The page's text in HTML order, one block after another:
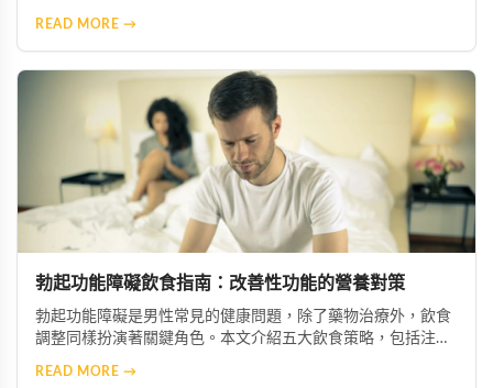
READ MORE →
勃起功能障礙飲食指南：改善性功能的營養對策
勃起功能障礙是男性常見的健康問題，除了藥物治療外，飲食
調整同樣扮演著關鍵角色。本文介紹五大飲食策略，包括注重
READ MORE →